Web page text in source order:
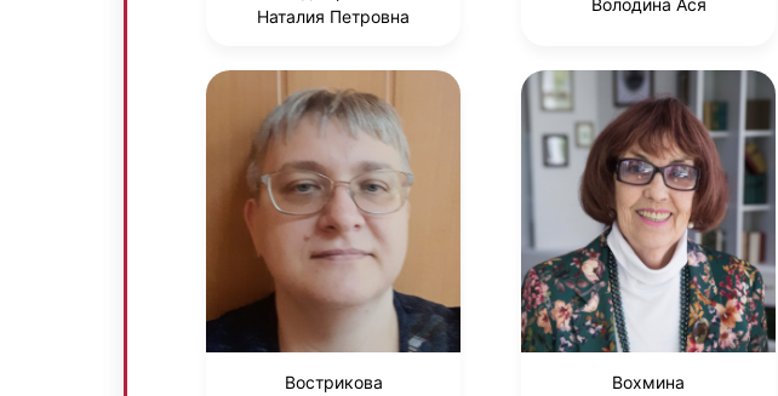
Наталия Петровна
Вострикова
Вохмина